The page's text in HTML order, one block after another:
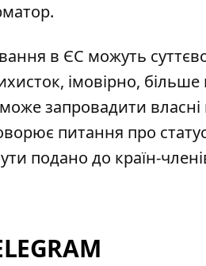
.
в ЄС можуть
імовірно,
запровадити власні
питання про
подано до країн-